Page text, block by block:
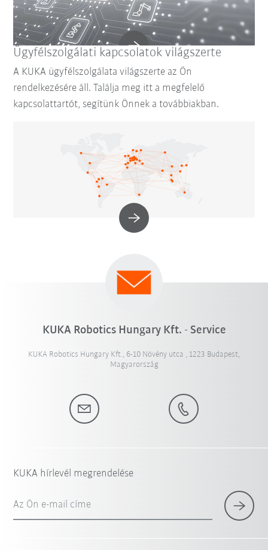
Ügyfélszolgálati kapcsolatok világszerte
A KUKA ügyfélszolgálata világszerte az Ön
rendelkezésére áll. Találja meg itt a megfelelő
kapcsolattartót, segítünk Önnek a továbbiakban.
KUKA Robotics Hungary Kft. - Service
KUKA Robotics Hungary Kft., 6-10 Növény utca , 1223 Budapest,
Magyarország
KUKA hírlevél megrendelése
Az Ön e-mail címe